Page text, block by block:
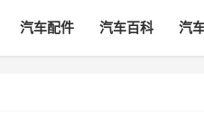
汽车配件 汽车百科 汽